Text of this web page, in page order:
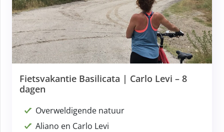
Fietsvakantie Basilicata | Carlo Levi – 8
dagen
Overweldigende natuur
Aliano en Carlo Levi